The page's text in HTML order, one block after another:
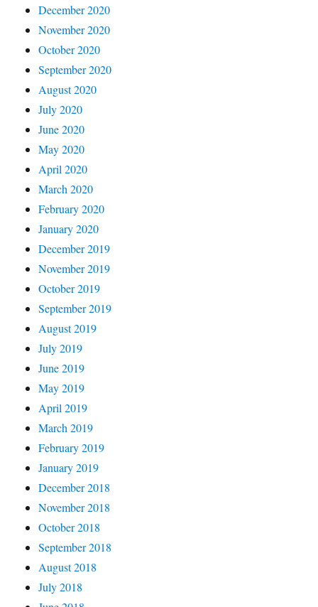
December 2020
November 2020
October 2020
September 2020
August 2020
July 2020
June 2020
May 2020
April 2020
March 2020
February 2020
January 2020
December 2019
November 2019
October 2019
September 2019
August 2019
July 2019
June 2019
May 2019
April 2019
March 2019
February 2019
January 2019
December 2018
November 2018
October 2018
September 2018
August 2018
July 2018